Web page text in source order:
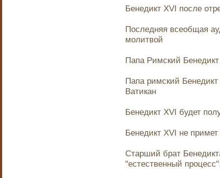
Бенедикт XVI после
Последняя всеобщая
молитвой
Папа Римский
Папа римский Бенедикт
Ватикан
Бенедикт XVI будет
Бенедикт XVI не
Старший брат
"естественный